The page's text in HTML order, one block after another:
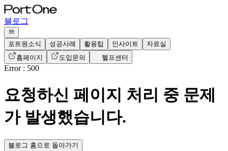
블로그
포트원소식 성공사례 활용팁 인사이트
자료실
홈페이지
도입문의 헬프센터
Error : 500
요청하신 페이지 처리 중 문제
가 발생했습니다.
블로그 홈으로 돌아가기